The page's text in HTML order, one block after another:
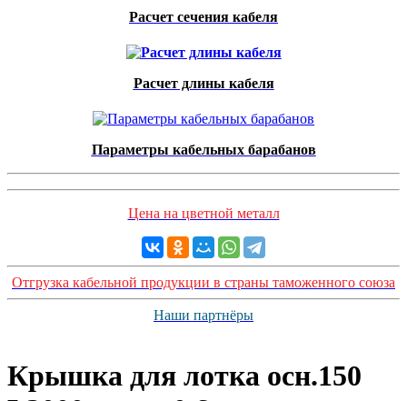
Расчет сечения кабеля
Расчет длины кабеля
Параметры кабельных барабанов
Цена на цветной металл
Отгрузка кабельной продукции в страны таможенного союза
Наши партнёры
Крышка для лотка осн.150